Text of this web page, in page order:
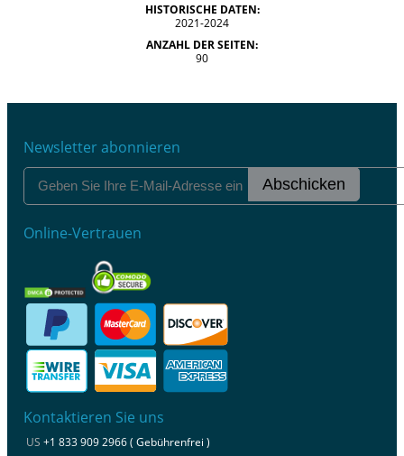
HISTORISCHE DATEN:
2021-2024
ANZAHL DER SEITEN:
90
Newsletter abonnieren
Abschicken
Online-Vertrauen
Kontaktieren Sie uns
US +1 833 909 2966 ( Gebührenfrei )